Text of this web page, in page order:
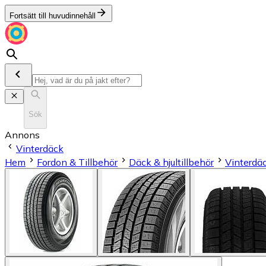
Fortsätt till huvudinnehåll
Sök
Annons
Vinterdäck
Hem
Fordon & Tillbehör Däck & hjultillbehör